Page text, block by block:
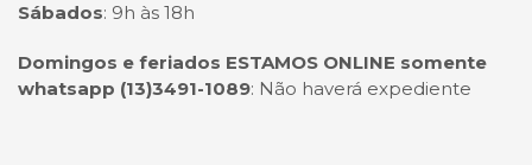
Sábados: 9h às 18h
Domingos e feriados ESTAMOS ONLINE somente
whatsapp (13)3491-1089: Não haverá expediente